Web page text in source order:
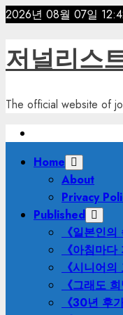
Skip
content
2026년 08월 07일
저널리스
The official website of
PrimaryHome
About
Privacy
Published
《일본인
《아침마다
《시니어
《그래도
《30년 후